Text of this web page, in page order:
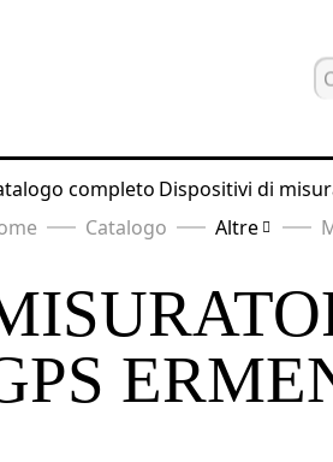
completo Dispositivi di
Catalogo Altre